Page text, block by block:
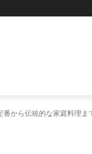
から伝統的な家庭料理